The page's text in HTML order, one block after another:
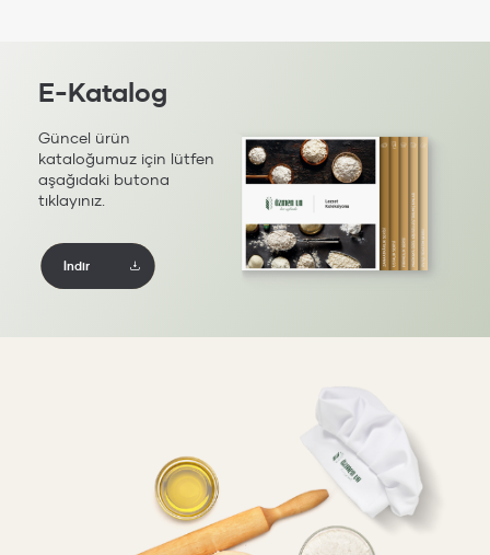
E-Katalog
Güncel ürün
kataloğumuz için lütfen
aşağıdaki butona
tıklayınız.
İndir